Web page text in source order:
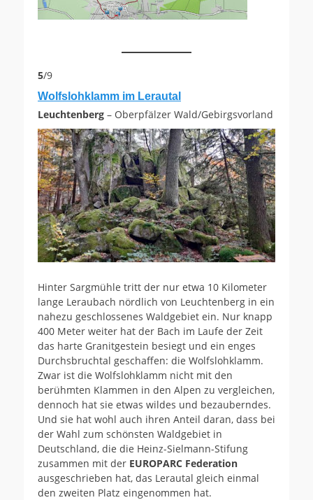
5/9
Wolfslohklamm im Lerautal
Leuchtenberg – Oberpfälzer Wald/Gebirgsvorland
Hinter Sargmühle tritt der nur etwa 10 Kilometer
lange Leraubach nördlich von Leuchtenberg in ein
nahezu geschlossenes Waldgebiet ein. Nur knapp
400 Meter weiter hat der Bach im Laufe der Zeit
das harte Granitgestein besiegt und ein enges
Durchsbruchtal geschaffen: die Wolfslohklamm.
Zwar ist die Wolfslohklamm nicht mit den
berühmten Klammen in den Alpen zu vergleichen,
dennoch hat sie etwas wildes und bezauberndes.
Und sie hat wohl auch ihren Anteil daran, dass bei
der Wahl zum schönsten Waldgebiet in
Deutschland, die die Heinz-Sielmann-Stifung
zusammen mit der EUROPARC Federation
ausgeschrieben hat, das Lerautal gleich einmal
den zweiten Platz eingenommen hat.